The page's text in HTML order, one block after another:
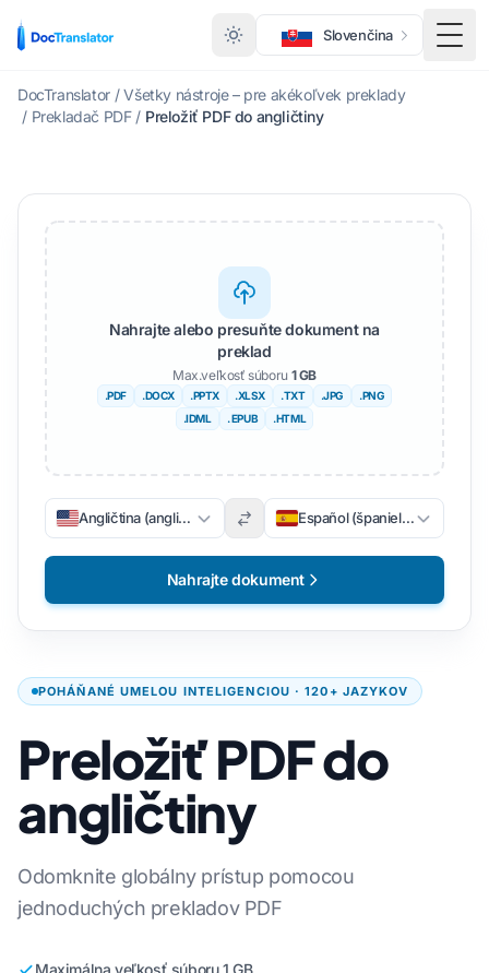
Slovenčina
DocTranslator / Všetky nástroje – pre akékoľvek preklady
/ Prekladač PDF / Preložiť PDF do angličtiny
POHÁŇANÉ UMELOU INTELIGENCIOU · 120+ JAZYKOV
Preložiť PDF do
angličtiny
Odomknite globálny prístup pomocou
jednoduchých prekladov PDF
Maximálna veľkosť súboru 1 GB
Nahrajte alebo presuňte dokument na
preklad
Max.veľkosť súboru 1 GB
.PDF .DOCX .PPTX .XLSX .TXT .JPG
.PNG
.IDML
. EPUB .HTML
Angličtina (angličtina) Español (španielsky)
Nahrajte dokument